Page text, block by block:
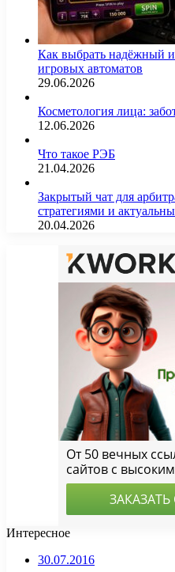
Как выбрать надёжный
игровых автоматов
29.06.2026
Косметология лица:
12.06.2026
Что такое РЭБ
21.04.2026
Закрытый чат для
стратегиями и
20.04.2026
Интересное
30.07.2016